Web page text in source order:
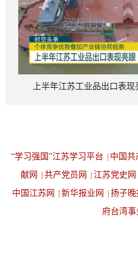
上半年江苏工业品出口表
“学习强国”江苏学习平台 中国共
献网
共产党员网 江苏党史网
中国江苏网
新华报业网 扬子晚
府台湾